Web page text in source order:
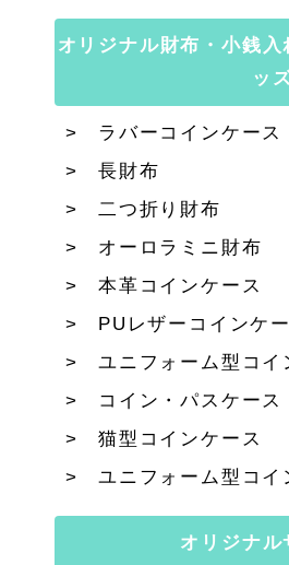
オリジナル財布・小銭
ッ
ラバーコインケース
長財布
二つ折り財布
オーロラミニ財布
本革コインケース
PUレザーコインケ
ユニフォーム型コイ
コイン・パスケース
猫型コインケース
ユニフォーム型コイ
オリジナル